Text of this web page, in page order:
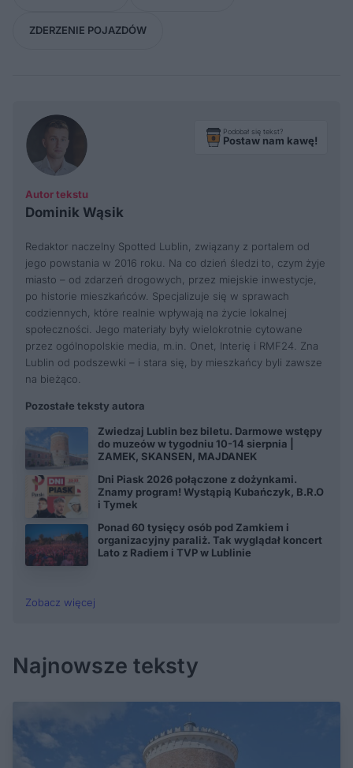
ZDERZENIE POJAZDÓW
Autor tekstu
Dominik Wąsik
Podobał się tekst?
Postaw nam kawę!
Redaktor naczelny Spotted Lublin, związany z portalem od
jego powstania w 2016 roku. Na co dzień śledzi to, czym żyje
miasto – od zdarzeń drogowych, przez miejskie inwestycje,
po historie mieszkańców. Specjalizuje się w sprawach
codziennych, które realnie wpływają na życie lokalnej
społeczności. Jego materiały były wielokrotnie cytowane
przez ogólnopolskie media, m.in. Onet, Interię i RMF24. Zna
Lublin od podszewki – i stara się, by mieszkańcy byli zawsze
na bieżąco.
Pozostałe teksty autora
Zwiedzaj Lublin bez biletu. Darmowe wstępy
do muzeów w tygodniu 10-14 sierpnia |
ZAMEK, SKANSEN, MAJDANEK
Dni Piask 2026 połączone z dożynkami.
Znamy program! Wystąpią Kubańczyk, B.R.O
i Tymek
Ponad 60 tysięcy osób pod Zamkiem i
organizacyjny paraliż. Tak wyglądał koncert
Lato z Radiem i TVP w Lublinie
Zobacz więcej
Najnowsze teksty